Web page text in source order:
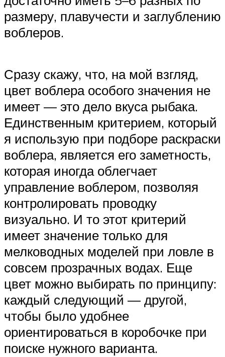
размеру, плавучести и заглублению
воблеров.
Сразу скажу, что, на мой взгляд,
цвет воблера особого значения не
имеет — это дело вкуса рыбака.
Единственным критерием, который
я использую при подборе раскраски
воблера, является его заметность,
которая иногда облегчает
управление воблером, позволяя
контролировать проводку
визуально. И то этот критерий
имеет значение только для
мелководных моделей при ловле в
совсем прозрачных водах. Еще
цвет можно выбирать по принципу:
каждый следующий — другой,
чтобы было удобнее
ориентироваться в коробочке при
поиске нужного варианта.